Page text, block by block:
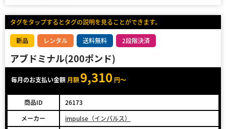
タグをタップするとタグの説明を見ることができます。
新品 レンタル 送料無料 2段階決済
アブドミナル(200ポンド)
毎月のお支払い金額 月額9,310 円～
商品ID
26173
メーカー
impulse（インパルス）